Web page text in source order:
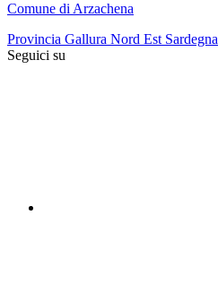
Comune di Arzachena
Provincia Gallura Nord Est Sardegna
Seguici su